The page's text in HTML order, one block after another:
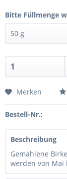
Bitte Füllmenge
Merken
Bestell-Nr.:
Beschreibung
Gemahlene
werden von Mai